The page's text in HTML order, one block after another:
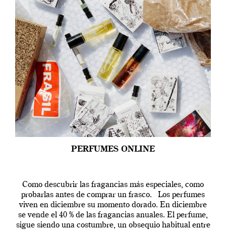
PERFUMES ONLINE
Como descubrir las fragancias más especiales, como
probarlas antes de comprar un frasco. Los perfumes
viven en diciembre su momento dorado. En diciembre
se vende el 40 % de las fragancias anuales. El perfume,
sigue siendo una costumbre, un obsequio habitual entre